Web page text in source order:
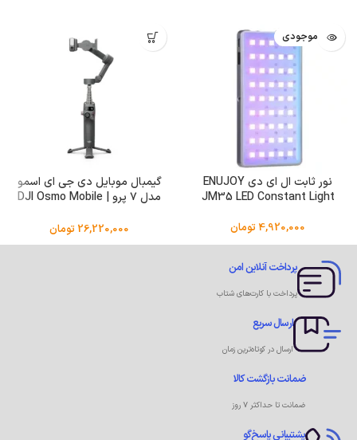
اتمام موجودی
نور ثابت ال ای دی ENUJOY
JM35 LED Constant Light
4,920,000 تومان
گیمبال موبایل دی جی ای اسمو
مدل ۷ پرو | DJI Osmo Mobile
26,220,000 تومان
پرداخت آنلاین امن
پرداخت با کارت‌های شتاب
ارسال سریع
ارسال در کوتاه‌ترین زمان
ضمانت بازگشت کالا
ضمانت تا حداکثر ۷ روز
پشتیبانی پاسخ‌گو